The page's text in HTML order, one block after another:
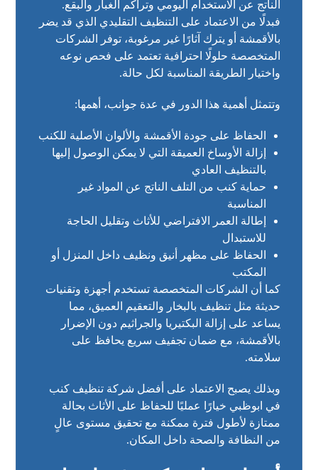
الناتج عن الاستخدام اليومي وتراكم الغبار والبقع.
فبدلًا من الاعتماد على التنظيف التقليدي الذي قد يضر
بالأقمشة أو يترك آثارًا غير مرغوبة، توفر الشركات
المتخصصة حلولًا احترافية تعتمد على فحص نوعه
واختيار الطريقة المناسبة لكل حالة.
وتتمثل أهمية هذا الدور في عدة جوانب، أهمها:
الحفاظ على جودة الأقمشة والألوان الأصلية للكنب
إزالة الأوساخ العميقة التي لا يمكن الوصول إليها
بالتنظيف العادي
حماية كنب من التلف الناتج عن المواد غير
المناسبة
إطالة العمر الافتراضي للأثاث وتقليل الحاجة
للاستبدال
الحفاظ على مظهر أنيق ونظيف داخل المنزل أو
المكتب
كما أن الشركات المتخصصة تستخدم أجهزة وتقنيات
حديثة مثل تنظيف بالبخار والتعقيم العميق، مما
يساعد على إزالة البكتيريا والجراثيم دون الإضرار
بالأقمشة، مع ضمان تجفيف سريع يحافظ على
سلامته.
وبذلك يصبح الاعتماد على أفضل شركة تنظيف كنب
في ابوظبي خيارًا عمليًا للحفاظ على الأثاث بحالة
ممتازة لأطول فترة ممكنة مع تحقيق مستوى عالٍ
من النظافة والصحة داخل المكان.